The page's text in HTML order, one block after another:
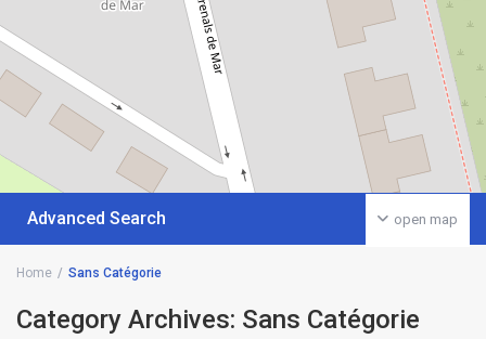
open map
Advanced Search
Home Sans Catégorie
Category Archives: Sans Catégorie